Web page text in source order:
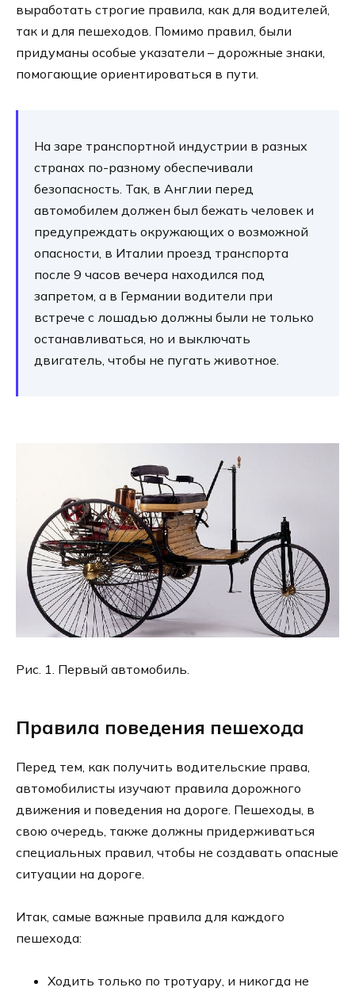
выработать строгие правила, как для водителей,
так и для пешеходов. Помимо правил, были
придуманы особые указатели – дорожные знаки,
помогающие ориентироваться в пути.
На заре транспортной индустрии в разных
странах по-разному обеспечивали
безопасность. Так, в Англии перед
автомобилем должен был бежать человек и
предупреждать окружающих о возможной
опасности, в Италии проезд транспорта
после 9 часов вечера находился под
запретом, а в Германии водители при
встрече с лошадью должны были не только
останавливаться, но и выключать
двигатель, чтобы не пугать животное.
Рис. 1. Первый автомобиль.
Правила поведения пешехода
Перед тем, как получить водительские права,
автомобилисты изучают правила дорожного
движения и поведения на дороге. Пешеходы, в
свою очередь, также должны придерживаться
специальных правил, чтобы не создавать опасные
ситуации на дороге.
Итак, самые важные правила для каждого
пешехода:
Ходить только по тротуару, и никогда не